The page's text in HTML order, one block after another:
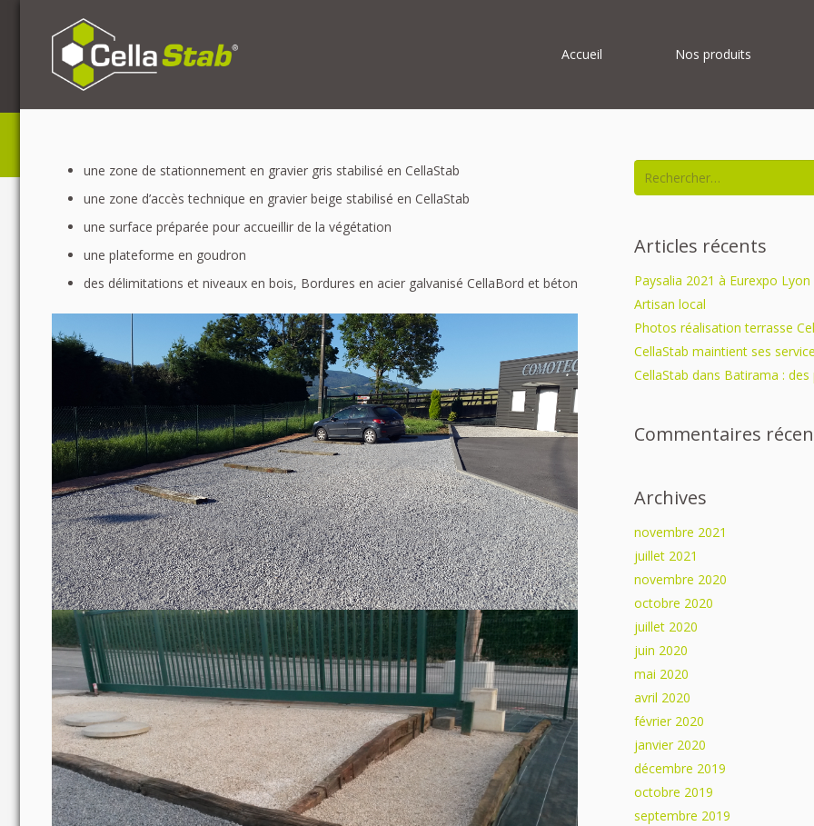
Accueil Nos produits
une zone de stationnement en gravier gris stabilisé en CellaStab
une zone d’accès technique en gravier beige stabilisé en CellaStab
une surface préparée pour accueillir de la végétation
une plateforme en goudron
des délimitations et niveaux en bois, Bordures en acier galvanisé CellaBord et béton
Rechercher :
Articles récents
Paysalia 2021 à Eurexpo Lyon
Artisan local
Photos réalisation terrasse
CellaStab maintient ses
CellaStab dans Batirama :
Commentaires
Archives
novembre 2021
juillet 2021
novembre 2020
octobre 2020
juillet 2020
juin 2020
mai 2020
avril 2020
février 2020
janvier 2020
décembre 2019
octobre 2019
septembre 2019